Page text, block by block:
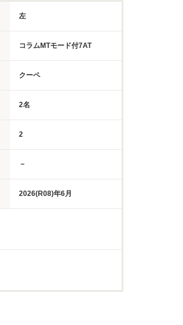
左
コラムMTモード付7AT
クーペ
2名
2
－
2026(R08)年6月